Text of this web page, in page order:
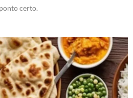
ponto certo.